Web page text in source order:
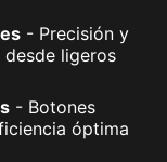
- Precisión y
ligeros
- Botones
óptima